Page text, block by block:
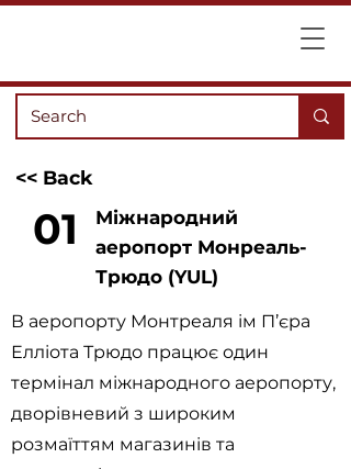
<< Back
01
Міжнародний
аеропорт Монреаль-
Трюдо (YUL)
В аеропорту Монтреаля ім П’єра
Елліота Трюдо працює один
термінал міжнародного аеропорту,
дворівневий з широким
розмаїттям магазинів та